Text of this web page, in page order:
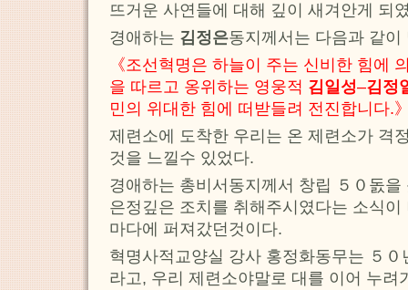
뜨거운 사연들에 대해 깊이 새겨안게 되
경애하는 김정은동지께서는 다음과 같이
《조선혁명은 하늘이 주는 신비한 힘에
을 따르고 옹위하는 영웅적 김일성–김정
민의 위대한 힘에 떠받들려 전진합니다.
제련소에 도착한 우리는 온 제련소가 격
것을 느낄수 있었다.
경애하는 총비서동지께서 창립 ５０돐
은정깊은 조치를 취해주시였다는 소식
마다에 퍼져갔던것이다.
혁명사적교양실 강사 홍정화동무는 ５
라고, 우리 제련소야말로 대를 이어 누려